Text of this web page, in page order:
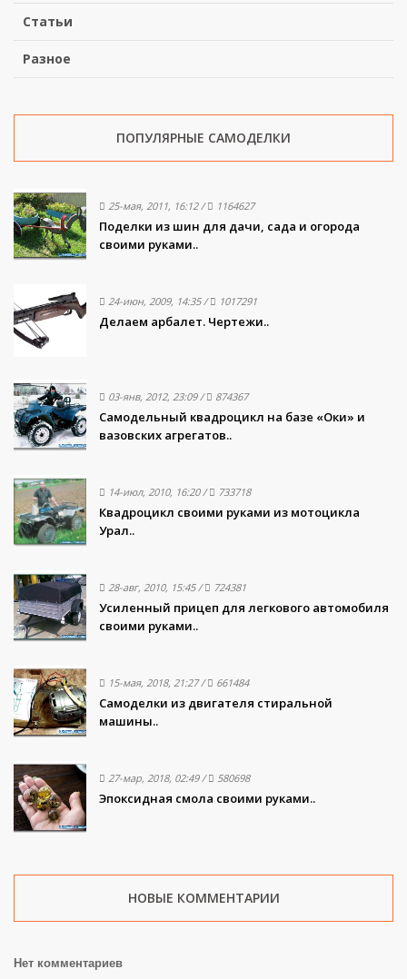
Статьи
Разное
ПОПУЛЯРНЫЕ САМОДЕЛКИ
25-мая, 2011, 16:12/ 1164627
Поделки из шин для дачи, сада и огорода
своими руками..
24-июн, 2009, 14:35/ 1017291
Делаем арбалет. Чертежи..
03-янв, 2012, 23:09/ 874367
Самодельный квадроцикл на базе «Оки» и
вазовских агрегатов..
14-июл, 2010, 16:20/ 733718
Квадроцикл своими руками из мотоцикла
Урал..
28-авг, 2010, 15:45/ 724381
Усиленный прицеп для легкового автомобиля
своими руками..
15-мая, 2018, 21:27/ 661484
Самоделки из двигателя стиральной
машины..
27-мар, 2018, 02:49/ 580698
Эпоксидная смола своими руками..
НОВЫЕ КОММЕНТАРИИ
Нет комментариев